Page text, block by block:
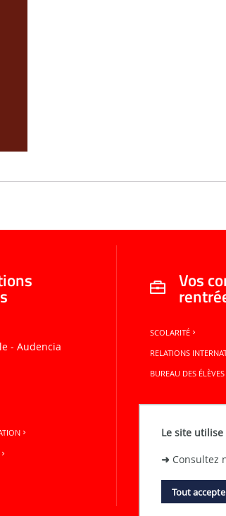
Le site utilise
➜ Consultez
Tout
- Audencia
Vos
SCOLARITÉ
RELATIONS
BUREAU DES ÉLÈVES